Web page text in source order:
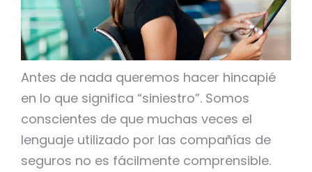
Antes de nada queremos hacer hincapié
en lo que significa “siniestro”. Somos
conscientes de que muchas veces el
lenguaje utilizado por las compañías de
seguros no es fácilmente comprensible.